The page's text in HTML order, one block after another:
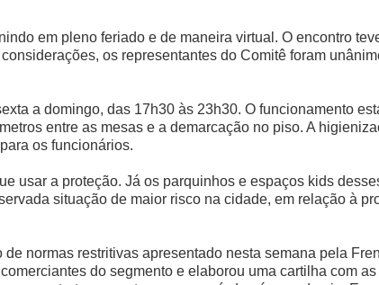
em pleno feriado e de maneira virtual. O encontro
os representantes do Comitê foram
a domingo, das 17h30 às 23h30. O funcionamento
entre as mesas e a demarcação no piso. A
os funcionários.
usar a proteção. Já os parquinhos e espaços kids
situação de maior risco na cidade, em relação à
normas restritivas apresentado nesta semana pela
do segmento e elaborou uma cartilha com